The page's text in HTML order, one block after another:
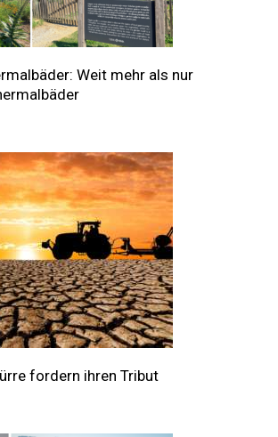
Weit mehr als nur
fordern ihren Tribut